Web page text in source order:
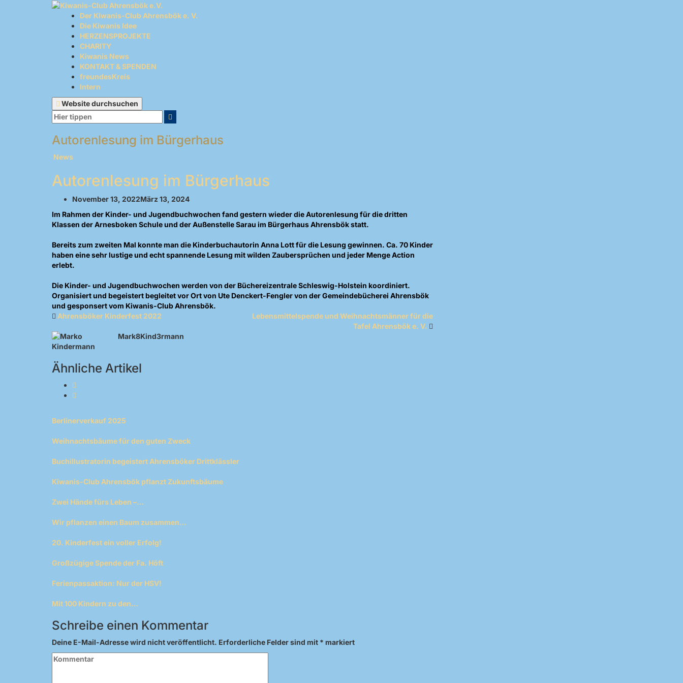
Der Kiwanis-Club Ahrensbök e. V.
Die Kiwanis Idee
HERZENSPROJEKTE
CHARITY
Kiwanis News
KONTAKT & SPENDEN
freundesKreis
Intern
Website durchsuchen
Suchen
nach:
Autorenlesung im Bürgerhaus
News
Autorenlesung im Bürgerhaus
November 13, 2022März 13, 2024
Im Rahmen der Kinder- und Jugendbuchwochen fand gestern wieder die Autorenlesung für die dritten
Klassen der Arnesboken Schule und der Außenstelle Sarau im Bürgerhaus Ahrensbök statt.
Bereits zum zweiten Mal konnte man die Kinderbuchautorin Anna Lott für die Lesung gewinnen. Ca. 70 Kinder
haben eine sehr lustige und echt spannende Lesung mit wilden Zaubersprüchen und jeder Menge Action
erlebt.
Die Kinder- und Jugendbuchwochen werden von der Büchereizentrale Schleswig-Holstein koordiniert.
Organisiert und begeistert begleitet vor Ort von Ute Denckert-Fengler von der Gemeindebücherei Ahrensbök
und gesponsert vom Kiwanis-Club Ahrensbök.
Ahrensböker Kinderfest 2022
Lebensmittelspende und Weihnachtsmänner für die
Tafel Ahrensbök e. V.
Mark8Kind3rmann
Ähnliche Artikel
Berlinerverkauf 2025
Weihnachtsbäume für den guten Zweck
Buchillustratorin begeistert Ahrensböker Drittklässler
Kiwanis-Club Ahrensbök pflanzt Zukunftsbäume
Zwei Hände fürs Leben –…
Wir pflanzen einen Baum zusammen…
20. Kinderfest ein voller Erfolg!
Großzügige Spende der Fa. Höft
Ferienpassaktion: Nur der HSV!
Mit 100 Kindern zu den…
Schreibe einen Kommentar
Deine E-Mail-Adresse wird nicht veröffentlicht. Erforderliche Felder sind mit * markiert